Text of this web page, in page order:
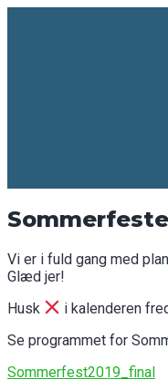
Vi er i fuld gang med
Glæd jer!
Husk
i kalenderen
Se programmet for
Sommerfest2019_final